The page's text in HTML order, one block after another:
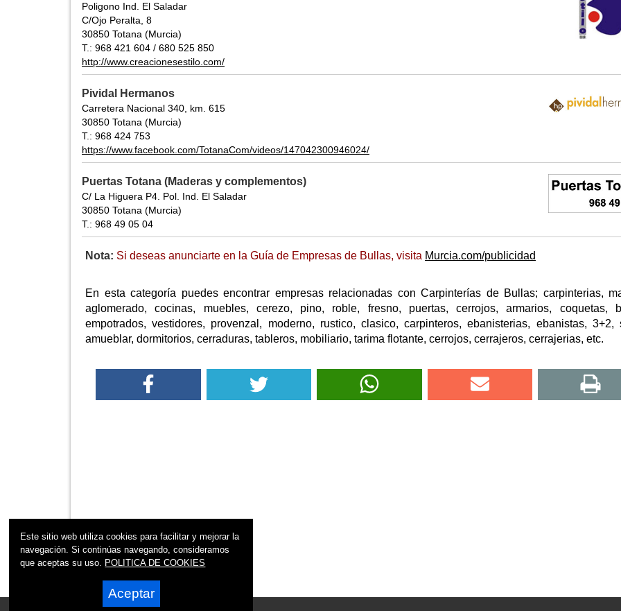
Poligono Ind. El Saladar
C/Ojo Peralta, 8
30850 Totana (Murcia)
T.: 968 421 604 / 680 525 850
http://www.creacionesestilo.com/
Pividal Hermanos
Carretera Nacional 340, km. 615
30850 Totana (Murcia)
T.: 968 424 753
https://www.facebook.com/TotanaCom/videos/147042300946024/
Puertas Totana (Maderas y complementos)
C/ La Higuera P4. Pol. Ind. El Saladar
30850 Totana (Murcia)
T.: 968 49 05 04
Nota: Si deseas anunciarte en la Guía de Empresas de Bullas, visita Murcia.com/publicidad
En esta categoría puedes encontrar empresas relacionadas con Carpinterías de Bullas; carpinterias,
aglomerado, cocinas, muebles, cerezo, pino, roble, fresno, puertas, cerrojos, armarios, coquetas,
empotrados, vestidores, provenzal, moderno, rustico, clasico, carpinteros, ebanisterias, ebanistas, 3+2,
amueblar, dormitorios, cerraduras, tableros, mobiliario, tarima flotante, cerrojos, cerrajeros, cerrajerias, etc.
Este sitio web utiliza cookies para facilitar y mejorar la
navegación. Si continúas navegando, consideramos
que aceptas su uso. POLITICA DE COOKIES
Aceptar